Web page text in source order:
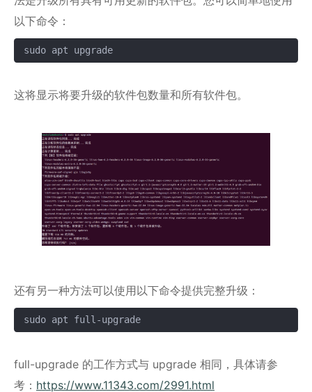
以下命令：
sudo apt upgrade
这将显示将要升级的软件包数量和所有软件包。
还有另一种方法可以使用以下命令提供完整升级：
sudo apt full-upgrade
full-upgrade 的工作方式与 upgrade 相同，具体请参
考： https://www.11343.com/2991.html